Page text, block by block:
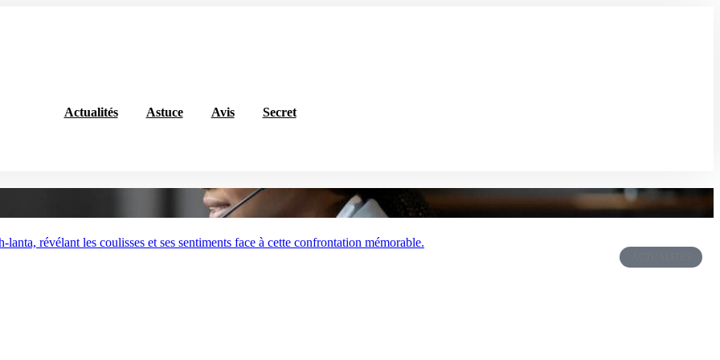
Actualités Astuce Avis Secret